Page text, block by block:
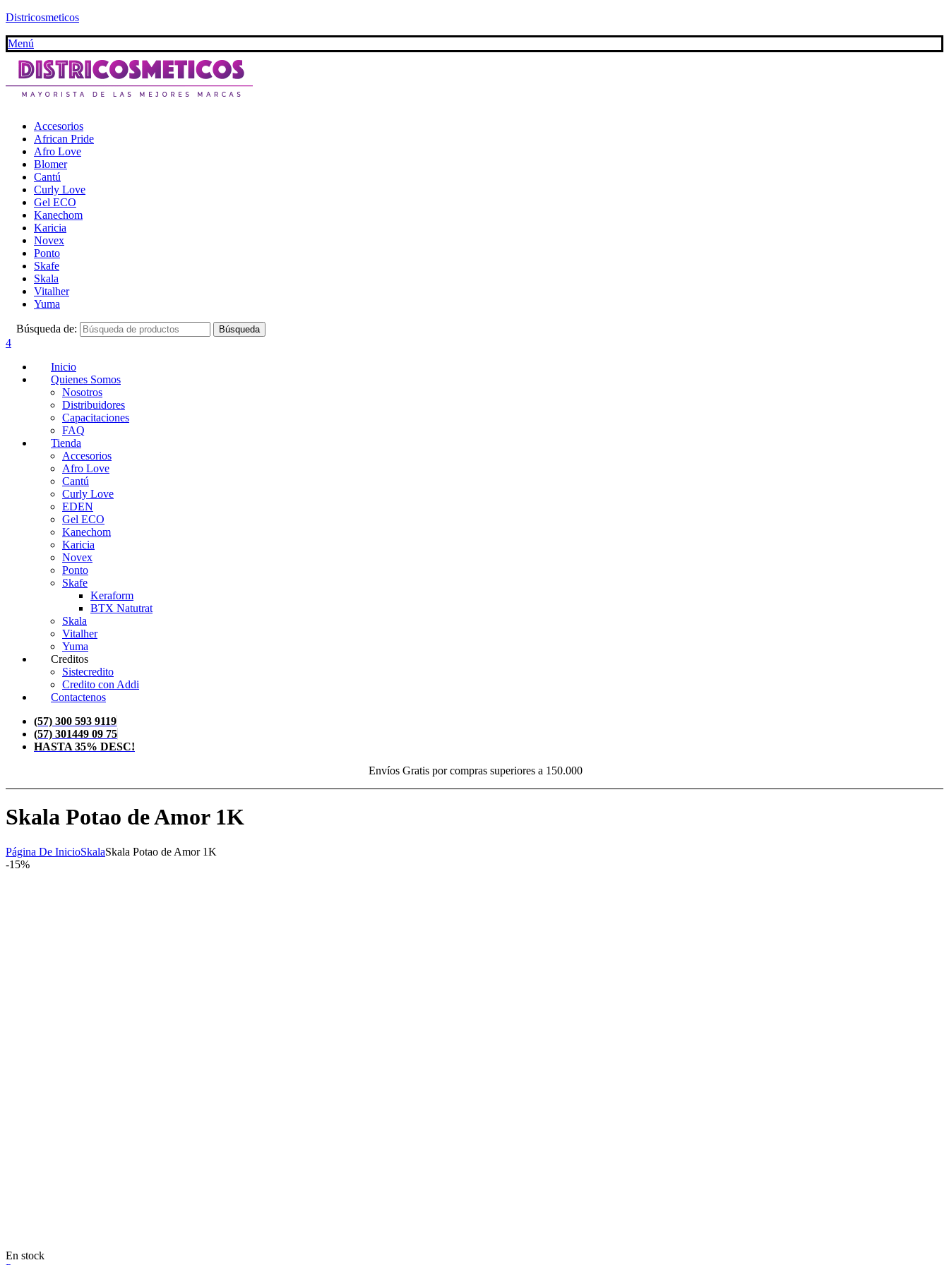
Districosmeticos
Menú
Accesorios
African Pride
Afro Love
Blomer
Cantú
Curly Love
Gel ECO
Kanechom
Karicia
Novex
Ponto
Skafe
Skala
Vitalher
Yuma
Búsqueda de: Búsqueda
4
Inicio
Quienes Somos
Nosotros
Distribuidores
Capacitaciones
FAQ
Tienda
Accesorios
Afro Love
Cantú
Curly Love
EDEN
Gel ECO
Kanechom
Karicia
Novex
Ponto
Skafe
Keraform
BTX Natutrat
Skala
Vitalher
Yuma
Creditos
Sistecredito
Credito con Addi
Contactenos
(57) 300 593 9119
(57) 301449 09 75
HASTA 35% DESC!
Envíos Gratis por compras superiores a 150.000
Skala Potao de Amor 1K
Página De InicioSkalaSkala Potao de Amor 1K
-15%
En stock